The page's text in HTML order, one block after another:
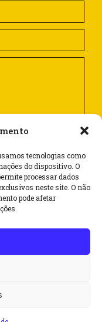
tecnologias como
do dispositivo. O
processar dados
neste site. O não
pode afetar
– Centro